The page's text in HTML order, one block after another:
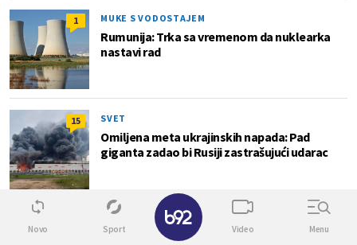
1 MUKE S VODOSTAJEM
Rumunija: Trka sa vremenom da nuklearka
nastavi rad
15 SVET
Omiljena meta ukrajinskih napada: Pad
giganta zadao bi Rusiji zastrašujući udarac
Lokal
Novo Sport Video Menu
✕